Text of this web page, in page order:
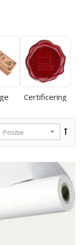
Certificering